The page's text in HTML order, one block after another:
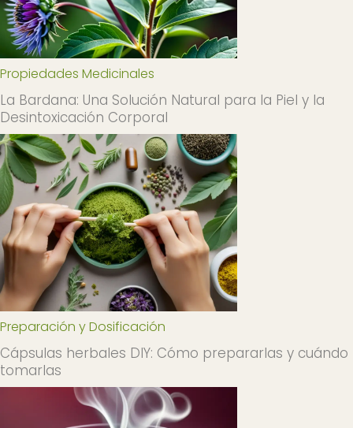
Propiedades Medicinales
La Bardana: Una Solución Natural para la Piel y la
Desintoxicación Corporal
Preparación y Dosificación
Cápsulas herbales DIY: Cómo prepararlas y cuándo
tomarlas